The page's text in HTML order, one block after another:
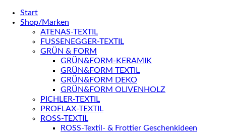
Start
Shop/Marken
ATENAS-TEXTIL
FUSSENEGGER-TEXTIL
GRÜN & FORM
GRÜN&FORM-KERAMIK
GRÜN&FORM TEXTIL
GRÜN&FORM DEKO
GRÜN&FORM OLIVENHOLZ
PICHLER-TEXTIL
PROFLAX-TEXTIL
ROSS-TEXTIL
ROSS-Textil- & Frottier Geschenkideen